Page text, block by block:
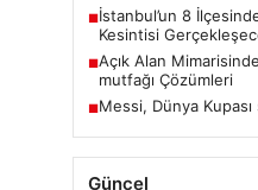
■İstanbul’un 8
Kesintisi
■Açık Alan
mutfağı Çözümleri
■Messi, Dünya
Güncel